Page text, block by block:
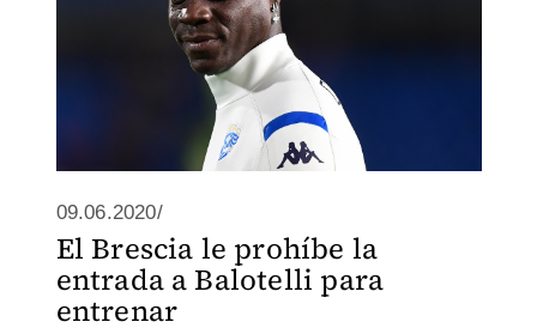
09.06.2020/
El Brescia le prohíbe la
entrada a Balotelli para
entrenar